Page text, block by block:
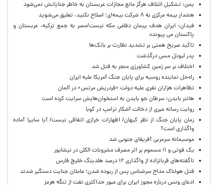
یمن: تشکیل ائتلاف هرگز مانع مجازات عربستان به خاطر جنایاتش نمی‌شود
هشدار بیمه مرکزی به ۸ شرکت بیمه‌ای؛ اصلاح نکنید، تعلیق می‌شوید
فیدان: ایران هدف پیمان دفاعی مکه نیست/مصر به جمع ترکیه، عربستان و
پاکستان می پیوندد
تاکید صریح همتی بر تشدید نظارت بر بانک‌ها
پدر لیونل مسی درگذشت
اختلاف بر سر زمین کشاورزی منجر به قتل شد
راه‌حل نماینده روسیه برای پایان جنگ آمریکا علیه ایران
تظاهرات هزاران نفری علیه دولت «فردریش مرتس» در آلمان
هانتر بایدن: سرطان جو بایدن به استخوان‌هایش سرایت کرده است
روایت رسانه عبری از دخالت آشکار ترامپ در کوبا
زمان پایان جنگ از نظر کیهان/ اظهارات خرازی اتفاقی نیست/ آیا سایپا آماده
واگذاری است؟
موسیمانه سرمربی آفریقای جنوبی شد
یک فوتی و ۱۱ مسموم بر اثر مصرف مشروبات الکلی در نیشابور
ناگفته‌های قربانزاده از واگذاری ۱۲ درصد هلدینگ خلیج فارس
قتل هولناک مداح سرشناس پس از ربوده شدن؛ عاملان جنایت دستگیر شدند
ادعای ونس درباره مجوز ایران برای عبور حداکثری نفت از تنگه هرمز